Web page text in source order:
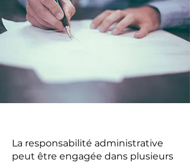
La responsabilité administrative
peut être engagée dans plusieurs